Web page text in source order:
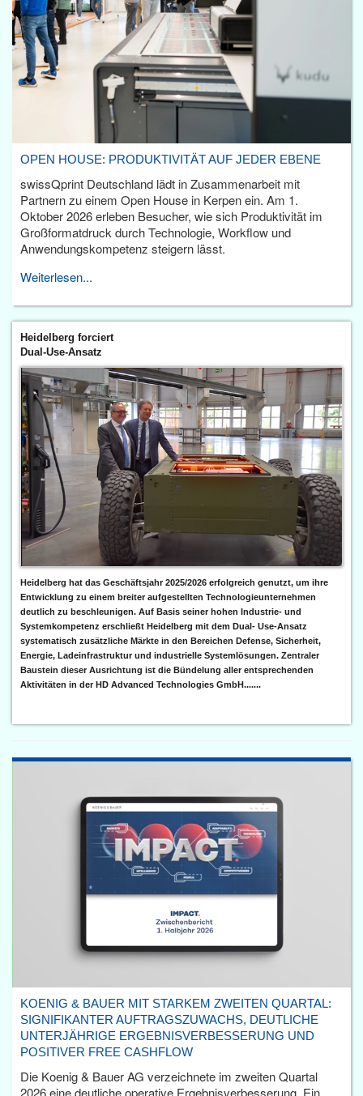
OPEN HOUSE: PRODUKTIVITÄT AUF JEDER EBENE
swissQprint Deutschland lädt in Zusammenarbeit mit
Partnern zu einem Open House in Kerpen ein. Am 1.
Oktober 2026 erleben Besucher, wie sich Produktivität im
Großformatdruck durch Technologie, Workflow und
Anwendungskompetenz steigern lässt.
Weiterlesen...
Heidelberg forciert
Dual-Use-Ansatz
Heidelberg hat das Geschäftsjahr 2025/2026 erfolgreich genutzt, um ihre
Entwicklung zu einem breiter aufgestellten Technologieunternehmen
deutlich zu beschleunigen. Auf Basis seiner hohen Industrie- und
Systemkompetenz erschließt Heidelberg mit dem Dual- Use-Ansatz
systematisch zusätzliche Märkte in den Bereichen Defense, Sicherheit,
Energie, Ladeinfrastruktur und industrielle Systemlösungen. Zentraler
Baustein dieser Ausrichtung ist die Bündelung aller entsprechenden
Aktivitäten in der HD Advanced Technologies GmbH.......
KOENIG & BAUER MIT STARKEM ZWEITEN QUARTAL:
SIGNIFIKANTER AUFTRAGSZUWACHS, DEUTLICHE
UNTERJÄHRIGE ERGEBNISVERBESSERUNG UND
POSITIVER FREE CASHFLOW
Die Koenig & Bauer AG verzeichnete im zweiten Quartal
2026 eine deutliche operative Ergebnisverbesserung. Ein